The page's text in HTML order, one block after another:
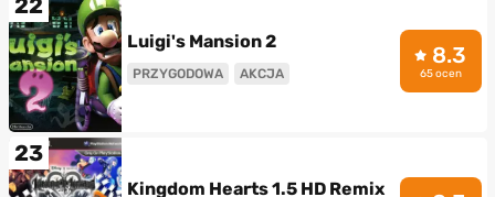
22
Luigi's Mansion 2
PRZYGODOWA AKCJA
8.3
65 ocen
23
Kingdom Hearts 1.5 HD Remix